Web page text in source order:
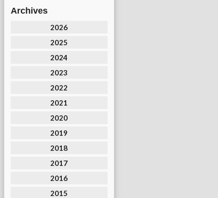
Archives
2026
2025
2024
2023
2022
2021
2020
2019
2018
2017
2016
2015